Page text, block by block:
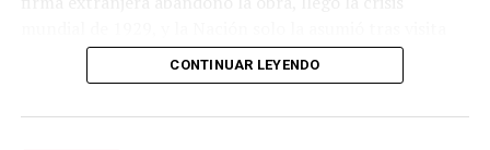
Le hemos planteado al Gobierno Nacional priorizar a
del presidente López Pumarejo. Ni siquiera los sueños
grandes avanzan sin tropiezos: avanzan a pesar de ellos.
CONTINUAR LEYENDO